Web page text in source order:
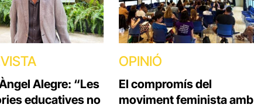
Alegre: “Les
educatives no
OPINIÓ
El compromís del
moviment feminista amb